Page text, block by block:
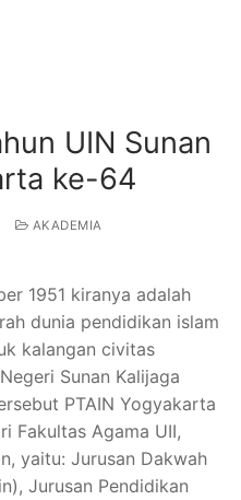
UIN Sunan
ke-64
AKADEMIA
1951 kiranya adalah
dunia pendidikan islam
kalangan civitas
Sunan Kalijaga
PTAIN Yogyakarta
Fakultas Agama UII,
yaitu: Jurusan Dakwah
Jurusan Pendidikan